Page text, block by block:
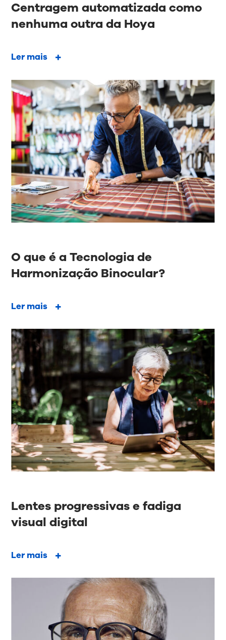
Centragem automatizada como
nenhuma outra da Hoya
Ler mais
O que é a Tecnologia de
Harmonização Binocular?
Ler mais
Lentes progressivas e fadiga
visual digital
Ler mais